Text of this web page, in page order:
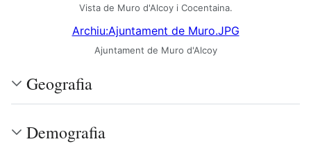
Vista de Muro d'Alcoy i Cocentaina.
Archiu:Ajuntament de Muro.JPG
Ajuntament de Muro d'Alcoy
Geografia
Demografia